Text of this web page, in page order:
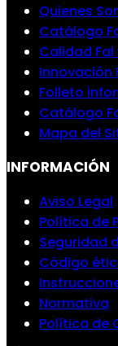
Quienes
Catálogo
Calidad
Innovación
Folleto
Catálogo
Mapa del
INFORMACIÓN
Aviso Legal
Política de
Seguridad
Código
Normativa
Política de